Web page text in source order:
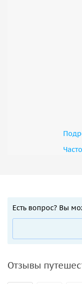
Есть вопрос? Вы
Отзывы